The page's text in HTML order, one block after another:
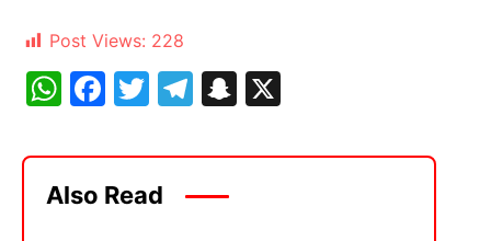
Post Views: 228
W
at
s
F
c
e
T
itt
er
T
e
gr
S
a
Also Read